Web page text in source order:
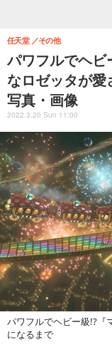
パワフルでヘビ
なロゼッタが
写真・画像
任天堂 その他
2022.3.20 Sun 11:00
パワフルでヘビー級!?『
になるまで